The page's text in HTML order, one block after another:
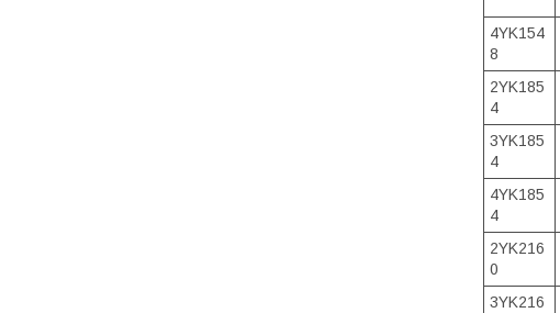
4YK154
8
2YK185
4
3YK185
4
4YK185
4
2YK216
0
3YK216